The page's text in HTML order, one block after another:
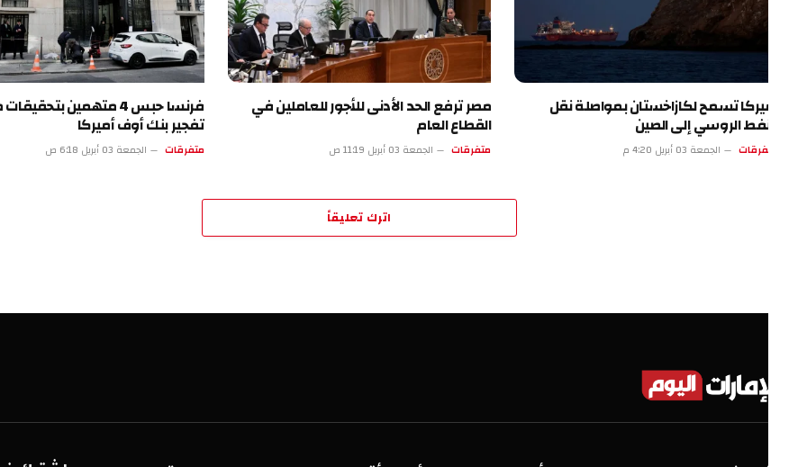
تسمح لكازاخستان بمواصلة نقل
الروسي إلى الصين
الجمعة 03 أبريل 4:20 م
مصر ترفع الحد الأدنى للأجور للعاملين في
القطاع العام
الجمعة 03 أبريل 11:19 ص
فرنسا حبس 4 متهمين بتحقيقات
تفجير بنك أوف أميركا
متفرقات الجمعة 03 أبريل 6:18 ص
اترك تعليقاً